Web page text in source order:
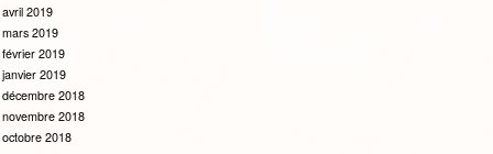
avril 2019
mars 2019
février 2019
janvier 2019
décembre 2018
novembre 2018
octobre 2018